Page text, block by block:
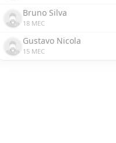
Bruno Silva
18 MEC
Gustavo Nicola
15 MEC